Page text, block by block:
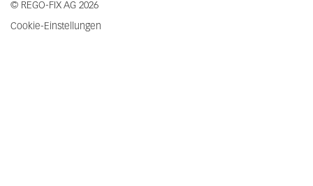
© REGO-FIX AG 2026
Cookie-Einstellungen